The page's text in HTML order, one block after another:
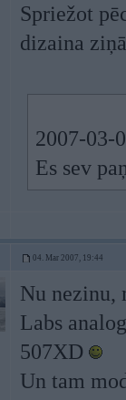
Spriežot
dizaina
2007-03-
Es sev
04. Mar 2007, 19:44
Nu nezinu,
Labs
507XD
Un tam